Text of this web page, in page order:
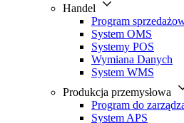
Handel
Program
System OMS
Systemy POS
Wymiana Danych
System WMS
Produkcja przemysłowa
Program do
System APS